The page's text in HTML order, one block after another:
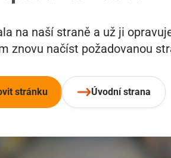
na naší straně a už ji
znovu načíst požadovanou
stránku Úvodní strana